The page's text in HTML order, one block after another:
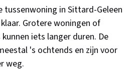
tussenwoning in Sittard-Geleen
Grotere woningen of
iets langer duren. De
's ochtends en zijn voor
weg.